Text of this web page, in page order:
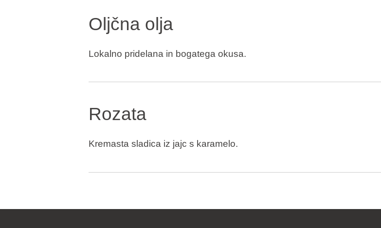
Oljčna olja
Lokalno pridelana in bogatega okusa.
Rozata
Kremasta sladica iz jajc s karamelo.